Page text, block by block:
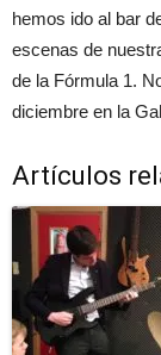
hemos ido al bar
escenas de
de la Fórmula 1.
diciembre en la
Artículos